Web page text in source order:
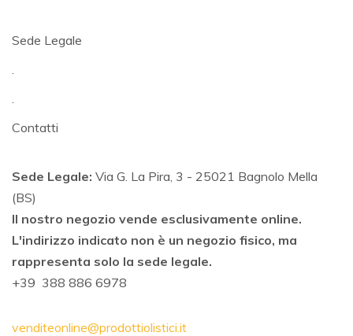
Sede Legale
.
.
Contatti
Sede Legale: Via G. La Pira, 3 - 25021 Bagnolo Mella
(BS)
Il nostro negozio vende esclusivamente online.
L'indirizzo indicato non è un negozio fisico, ma
rappresenta solo la sede legale.
+39 388 886 6978
venditeonline@prodottiolistici.it